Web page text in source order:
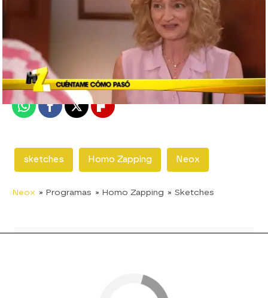
neox
Publicado:15 de julio de 2018, 22:32
WhatsappFacebook
X Flipboard
sketches Homo Zapping Neox
Neox » Programas » Homo Zapping » Sketches